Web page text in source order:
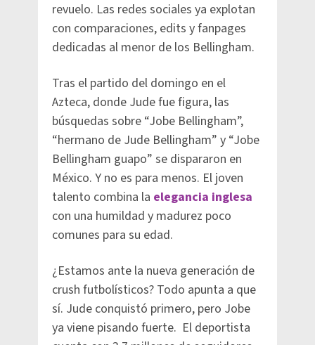
revuelo. Las redes sociales ya explotan
con comparaciones, edits y fanpages
dedicadas al menor de los Bellingham.
Tras el partido del domingo en el
Azteca, donde Jude fue figura, las
búsquedas sobre “Jobe Bellingham”,
“hermano de Jude Bellingham” y “Jobe
Bellingham guapo” se dispararon en
México. Y no es para menos. El joven
talento combina la elegancia inglesa
con una humildad y madurez poco
comunes para su edad.
¿Estamos ante la nueva generación de
crush futbolísticos? Todo apunta a que
sí. Jude conquistó primero, pero Jobe
ya viene pisando fuerte. El deportista